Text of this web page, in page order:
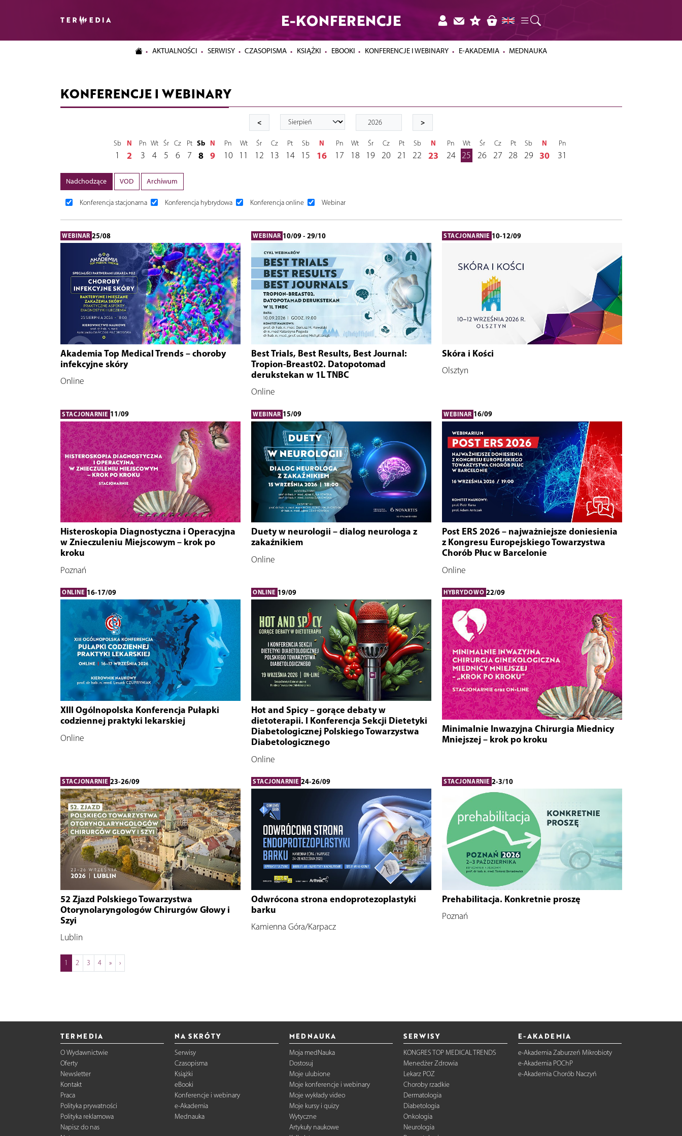
E-KONFERENCJE
AKTUALNOŚCI SERWISY CZASOPISMA KSIĄŻKI EBOOKI KONFERENCJE I WEBINARY E-AKADEMIA MEDNAUKA
KONFERENCJE I WEBINARY
< >
Sb
1
N
2
Pn
3
Wt
4
Śr
5
Cz
6
Pt
7
Sb
8
N
9
Pn
10
Wt
11
Śr
12
Cz
13
Pt
14
Sb
15
N
16
Pn
17
Wt
18
Śr
19
Cz
20
Pt
21
Sb
22
N
23
Pn
24
Wt
25
Śr
26
Cz
27
Pt
28
Sb
29
N
30
Pn
31
Nadchodzące VOD Archiwum
Konferencja stacjonarna Konferencja hybrydowa Konferencja online Webinar
WEBINAR 25/08
Akademia Top Medical Trends – choroby
infekcyjne skóry
Online
WEBINAR 10/09 - 29/10
Best Trials, Best Results, Best Journal:
Tropion-Breast02. Datopotomad
derukstekan w 1L TNBC
Online
STACJONARNIE 10-12/09
Skóra i Kości
Olsztyn
STACJONARNIE 11/09
Histeroskopia Diagnostyczna i Operacyjna
w Znieczuleniu Miejscowym – krok po
kroku
Poznań
WEBINAR 15/09
Duety w neurologii – dialog neurologa z
zakaźnikiem
Online
WEBINAR 16/09
Post ERS 2026 – najważniejsze doniesienia
z Kongresu Europejskiego Towarzystwa
Chorób Płuc w Barcelonie
Online
ONLINE 16-17/09
XIII Ogólnopolska Konferencja Pułapki
codziennej praktyki lekarskiej
Online
ONLINE 19/09
Hot and Spicy – gorące debaty w
dietoterapii. I Konferencja Sekcji Dietetyki
Diabetologicznej Polskiego Towarzystwa
Diabetologicznego
Online
HYBRYDOWO 22/09
Minimalnie Inwazyjna Chirurgia Miednicy
Mniejszej – krok po kroku
STACJONARNIE 23-26/09
52 Zjazd Polskiego Towarzystwa
Otorynolaryngologów Chirurgów Głowy i
Szyi
Lublin
STACJONARNIE 24-26/09
Odwrócona strona endoprotezoplastyki
barku
Kamienna Góra/Karpacz
STACJONARNIE 2-3/10
Prehabilitacja. Konkretnie proszę
Poznań
1 2 3 4 » ›
TERMEDIA
O Wydawnictwie
Oferty
Newsletter
Kontakt
Praca
Polityka prywatności
Polityka reklamowa
Napisz do nas
NA SKRÓTY
Serwisy
Czasopisma
Książki
eBooki
Konferencje i webinary
e-Akademia
Mednauka
MEDNAUKA
Moja medNauka
Dostosuj
Moje ulubione
Moje konferencje i webinary
Moje wykłady video
Moje kursy i quizy
Wytyczne
Artykuły naukowe
SERWISY
KONGRES TOP MEDICAL TRENDS
Menedżer Zdrowia
Lekarz POZ
Choroby rzadkie
Dermatologia
Diabetologia
Onkologia
Neurologia
E-AKADEMIA
e-Akademia Zaburzeń Mikrobioty
e-Akademia POChP
e-Akademia Chorób Naczyń